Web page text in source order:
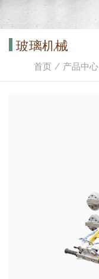
玻璃机械
首页 产品中心